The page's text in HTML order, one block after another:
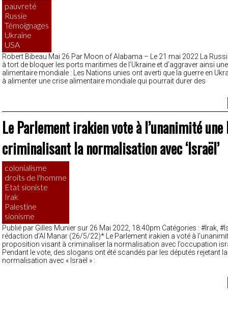
pauvreté
Russie
Témoignages
Ukraine
USA
Robert Bibeau Mai 26 Par Moon of Alabama – Le 21 mai 2022 La
à tort de bloquer les ports maritimes de l’Ukraine et d’aggraver ainsi
alimentaire mondiale : Les Nations unies ont averti que la guerre en
à alimenter une crise alimentaire mondiale qui pourrait durer des
Le Parlement irakien vote à l’unanimité
criminalisant la normalisation avec ‘Israël’
colonialisme
droits de l'homme
Etat sioniste
Irak
Palestine
sionisme
Publié par Gilles Munier sur 26 Mai 2022, 18:40pm Catégories : #Irak,
rédaction d’Al Manar (26/5/22)* Le Parlement irakien a voté à
proposition visant à criminaliser la normalisation avec l’occupation
Pendant le vote, des slogans ont été scandés par les députés rejetant la
normalisation avec « Israël » :